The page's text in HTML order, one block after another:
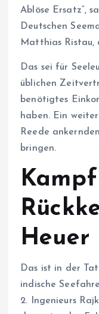
Ablöse Ersatz“,
Deutschen
Matthias Ristau,
Das sei für
üblichen
benötigtes
haben. Ein
Reede
bringen.
Heuer
Das ist in der
indische
2. Ingenieurs